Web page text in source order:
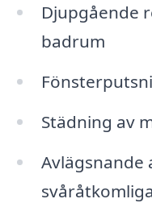
Djupgående
badrum
Städning av
Avlägsnande